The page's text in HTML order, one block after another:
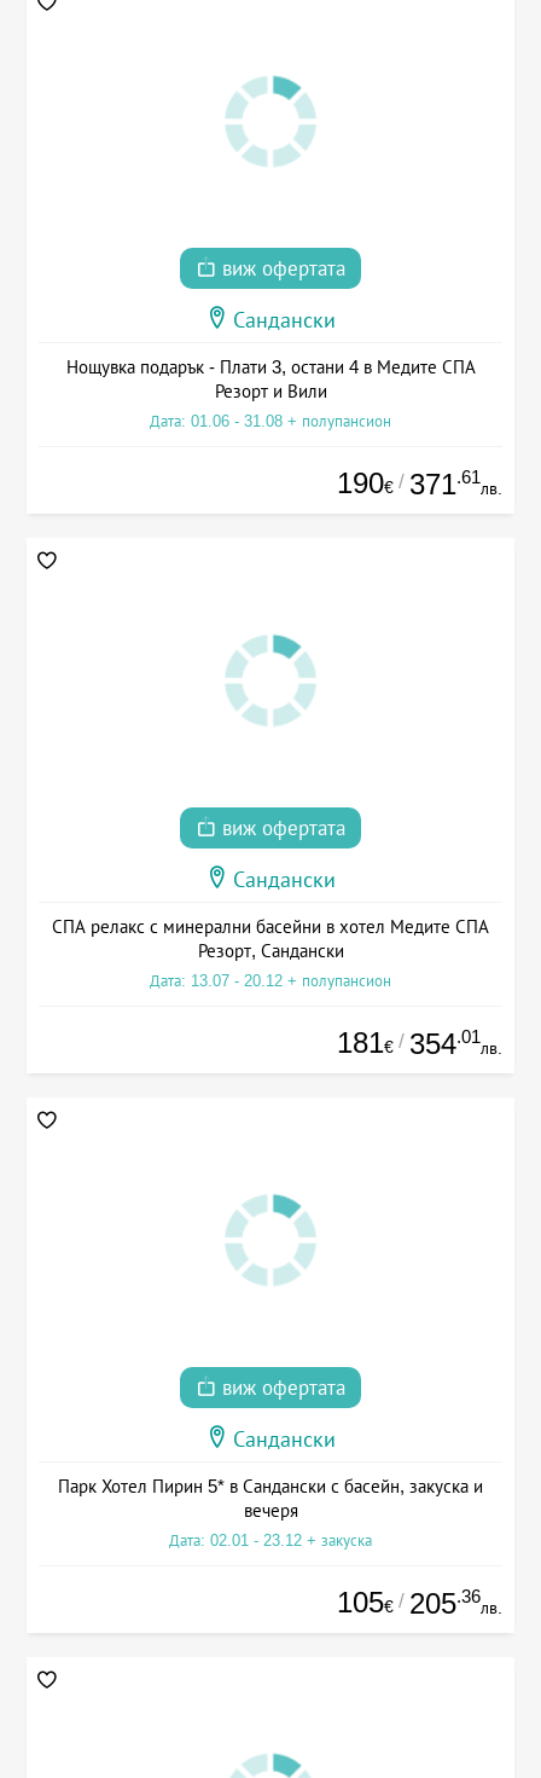
виж офертата
Сандански
Нощувка подарък - Плати 3, остани 4 в Медите СПА
Резорт и Вили
Дата: 01.06 - 31.08 + полупансион
190€ / 371.61
лв.
виж офертата
Сандански
СПА релакс с минерални басейни в хотел Медите СПА
Резорт, Сандански
Дата: 13.07 - 20.12 + полупансион
181€ / 354.01
лв.
виж офертата
Сандански
Парк Хотел Пирин 5* в Сандански с басейн, закуска и
вечеря
Дата: 02.01 - 23.12 + закуска
105€ / 205.36
лв.